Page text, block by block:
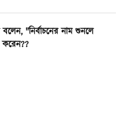
বলেন, "নির্বাচনের নাম শুনলে
করেন??